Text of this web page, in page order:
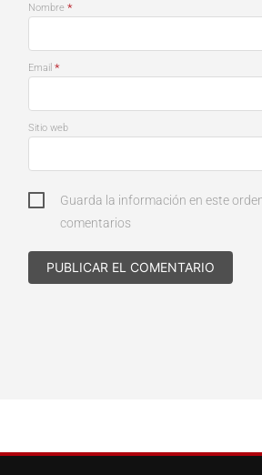
Nombre *
Email *
Sitio web
Guarda la información en este
comentarios